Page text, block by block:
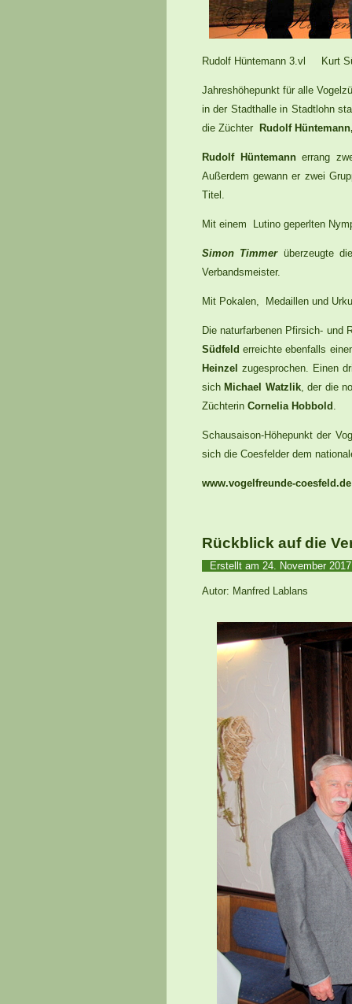
Rudolf Hüntemann 3.vl Kurt
Jahreshöhepunkt für alle
in der Stadthalle in Stadtlohn
die Züchter
Rudolf
Rudolf Hüntemannerrang
Außerdem gewann er zwei
Titel.
Mit einem Lutino geperlten
Simon Timmerüberzeugte
Verbandsmeister.
Mit Pokalen, Medaillen und
Die naturfarbenen Pfirsich- und
Südfeld erreichte ebenfalls
Heinzel zugesprochen. Einen
sich Michael Watzlik, der die
Züchterin Cornelia Hobbold .
Schausaison-Höhepunkt der
sich die Coesfelder dem
www.vogelfreunde-coesfeld.de
Rückblick auf die
Erstellt am 24. November
Autor: Manfred Lablans